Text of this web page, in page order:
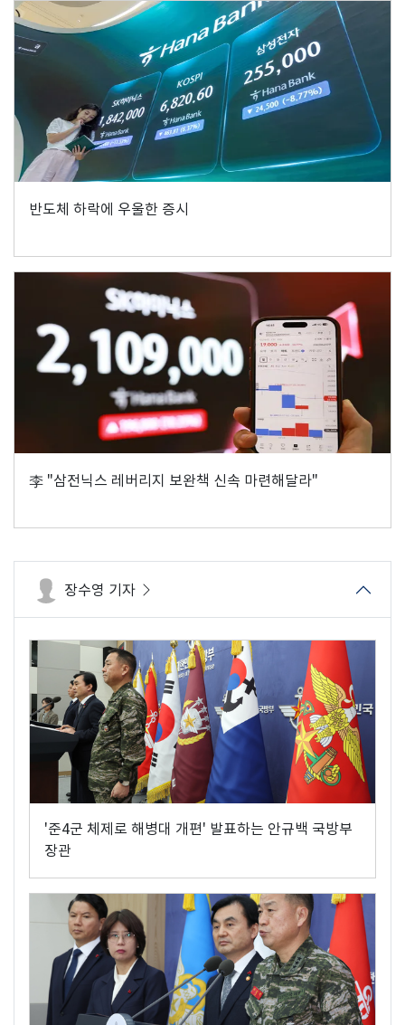
반도체 하락에 우울한 증시
李 "삼전닉스 레버리지 보완책 신속 마련해달라"
장수영 기자
'준4군 체제로 해병대 개편' 발표하는 안규백 국방부
장관